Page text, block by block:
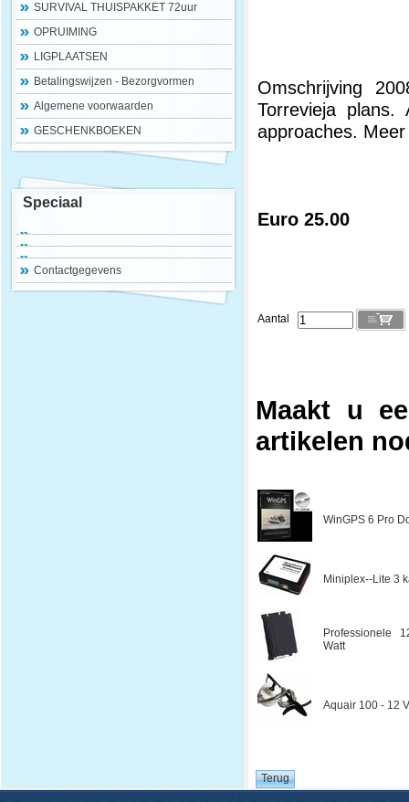
SURVIVAL THUISPAKKET 72uur
OPRUIMING
LIGPLAATSEN
Betalingswijzen - Bezorgvormen
Algemene voorwaarden
GESCHENKBOEKEN
Speciaal
Contactgegevens
Omschrijving
Torrevieja
approaches.
Euro 25.00
Aantal
Maakt u
artikelen
WinGPS 6 Pro
Miniplex--Lite 3
Professionele
Watt
Aquair 100 - 12